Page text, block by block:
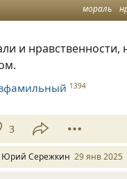
мораль
и нравственности,
1394
3
Юрий Сережкин 29 янв 2025